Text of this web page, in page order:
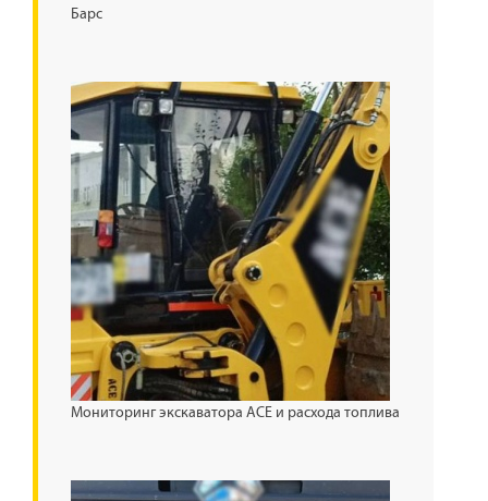
Барс
Мониторинг экскаватора ACE и расхода топлива